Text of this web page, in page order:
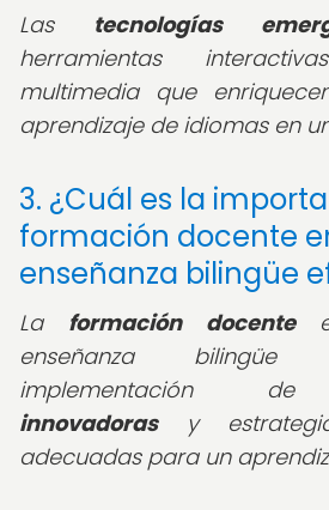
Las tecnologías
herramientas
multimedia que
aprendizaje de idiomas en
3. ¿Cuál es la
formación docente
enseñanza bilingüe
La formación docente
enseñanza
implementación de
innovadorasy
adecuadas para un